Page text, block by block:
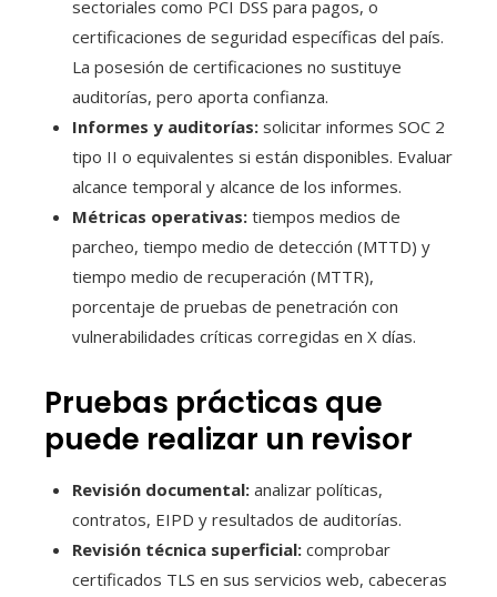
sectoriales como PCI DSS para pagos, o
certificaciones de seguridad específicas del país.
La posesión de certificaciones no sustituye
auditorías, pero aporta confianza.
Informes y auditorías: solicitar informes SOC 2
tipo II o equivalentes si están disponibles. Evaluar
alcance temporal y alcance de los informes.
Métricas operativas: tiempos medios de
parcheo, tiempo medio de detección (MTTD) y
tiempo medio de recuperación (MTTR),
porcentaje de pruebas de penetración con
vulnerabilidades críticas corregidas en X días.
Pruebas prácticas que
puede realizar un revisor
Revisión documental: analizar políticas,
contratos, EIPD y resultados de auditorías.
Revisión técnica superficial: comprobar
certificados TLS en sus servicios web, cabeceras